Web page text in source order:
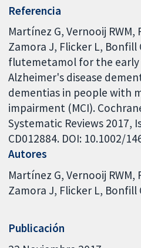
Referencia
Martínez G, Vernooij RWM,
Zamora J, Flicker L, Bonfill
flutemetamol for the early
Alzheimer's disease
dementias in people with
impairment (MCI).
Systematic Reviews 2017,
CD012884. DOI: 10.1002/
Autores
Martínez G Vernooij RWM
Zamora J Flicker L Bonfill
Publicación